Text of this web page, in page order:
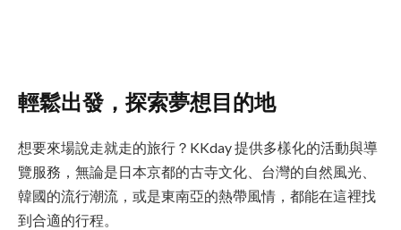
輕鬆出發，探索夢想目的地
想要來場說走就走的旅行？KKday 提供多樣化的活動與導
覽服務，無論是日本京都的古寺文化、台灣的自然風光、
韓國的流行潮流，或是東南亞的熱帶風情，都能在這裡找
到合適的行程。